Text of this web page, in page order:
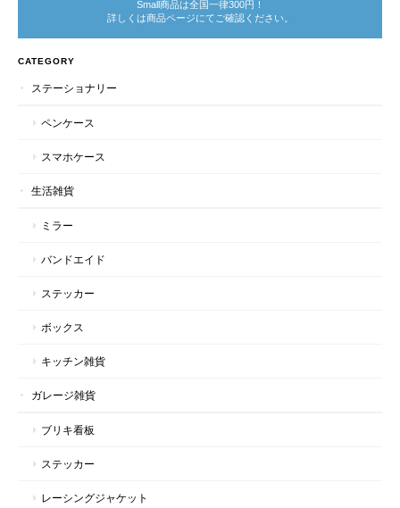
Small商品は全国一律300円！
詳しくは商品ページにてご確認ください。
CATEGORY
ステーショナリー
ペンケース
スマホケース
生活雑貨
ミラー
バンドエイド
ステッカー
ボックス
キッチン雑貨
ガレージ雑貨
ブリキ看板
ステッカー
レーシングジャケット